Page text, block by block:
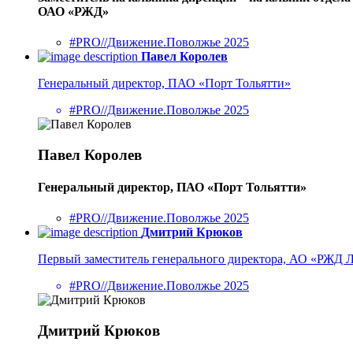
ОАО «РЖД»
#PRO//Движение.Поволжье 2025
Павел Королев
Генеральный директор, ПАО «Порт Тольятти»
#PRO//Движение.Поволжье 2025
Павел Королев
Генеральный директор, ПАО «Порт Тольятти»
#PRO//Движение.Поволжье 2025
Дмитрий Крюков
Первый заместитель генерального директора, АО «РЖД
#PRO//Движение.Поволжье 2025
Дмитрий Крюков